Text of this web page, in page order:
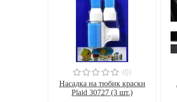
(0)
Насадка на тюбик краски
Plaid 30727 (3 шт.)